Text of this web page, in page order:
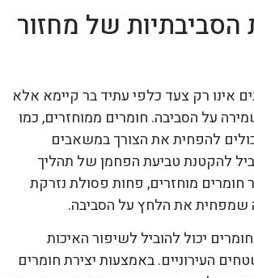
של מחזור
אינו רק צעד כלפי עתיד בר קיימא אלא
על הסביבה. חומרים ממוחזרים, כמו
להפחית את הצורך במשאבים
להקטנת טביעת הפחמן של תהליך
חומרים מוחזרים, פחות פסולת נזרקת
שמפחית את הלחץ על הסביבה.
יכול להוביל לשיפור האיכות
העירוניים. באמצעות יצירת חומרים